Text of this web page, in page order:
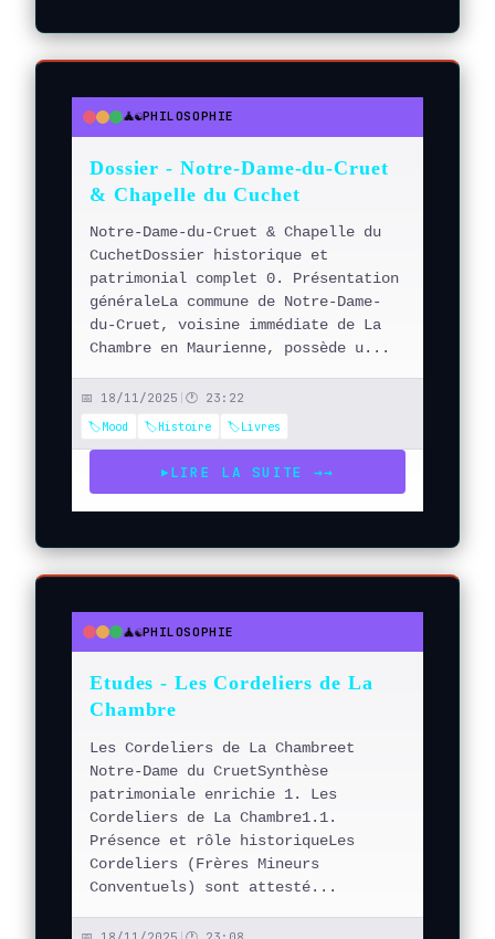
● ● ●🧘☯️PHILOSOPHIE
Dossier - Notre-Dame-du-Cruet
& Chapelle du Cuchet
Notre-Dame-du-Cruet & Chapelle du
CuchetDossier historique et
patrimonial complet 0. Présentation
généraleLa commune de Notre-Dame-
du-Cruet, voisine immédiate de La
Chambre en Maurienne, possède u...
📅 18/11/2025 🕐 23:22
🏷️Mood
🏷️Histoire 🏷️Livres
▶ LIRE LA SUITE →→
● ● ● 🧘☯️PHILOSOPHIE
Etudes - Les Cordeliers de La
Chambre
Les Cordeliers de La Chambreet
Notre-Dame du CruetSynthèse
patrimoniale enrichie 1. Les
Cordeliers de La Chambre1.1.
Présence et rôle historiqueLes
Cordeliers (Frères Mineurs
Conventuels) sont attesté...